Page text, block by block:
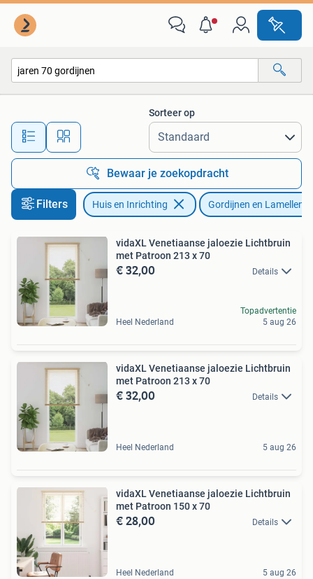
Alle afstanden…
Sorteer op
Bewaar je zoekopdracht
Filters Huis en Inrichting Gordijnen en Lamellen
vidaXL Venetiaanse jaloezie Lichtbruin
met Patroon 213 x 70
€ 32,00 Details
Heel Nederland
Topadvertentie
5 aug 26
vidaXL Venetiaanse jaloezie Lichtbruin
met Patroon 213 x 70
€ 32,00 Details
Heel Nederland 5 aug 26
vidaXL Venetiaanse jaloezie Lichtbruin
met Patroon 150 x 70
€ 28,00 Details
Heel Nederland 5 aug 26